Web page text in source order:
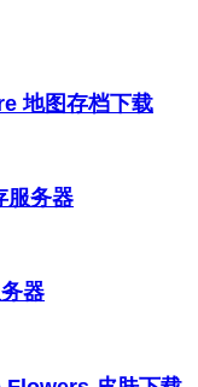
地图存档下载
服务器
器